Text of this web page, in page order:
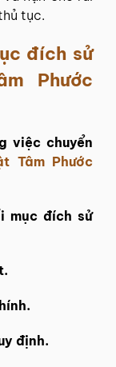
tục.
đích sử
Phước
việc chuyển
Tâm Phước
mục đích sử
định.